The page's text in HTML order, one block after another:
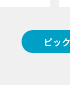
ピッ